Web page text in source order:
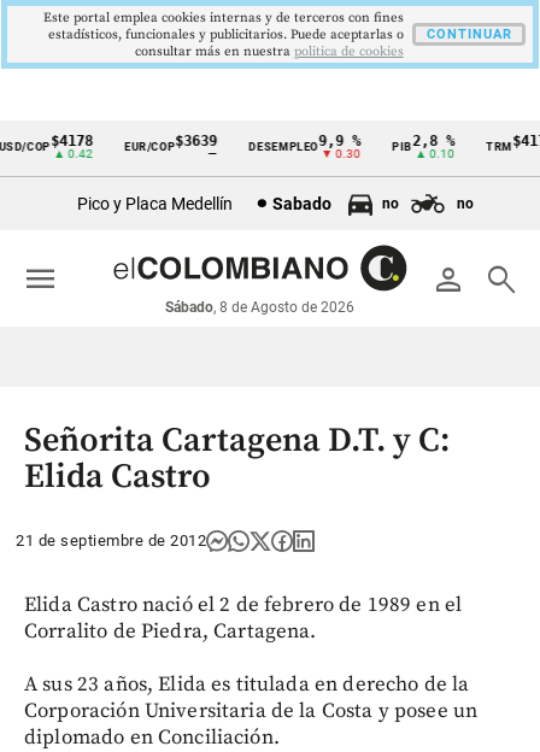
Cintillo
económicos
Colombia
COP$4178
▲ 0.42
EUR/COP$3639 DESEMPLEO 9,9 %
▼ 0.30
PIB2,8 %
▲ 0.10
TRM
Pico y Placa Medellín Sabado no no
person search
Sábado, 8 de Agosto de 2026
menu
Señorita Cartagena D.T. y C:
Elida Castro
21 de septiembre de 2012
Elida Castro nació el 2 de febrero de 1989 en el
Corralito de Piedra, Cartagena.
A sus 23 años, Elida es titulada en derecho de la
Corporación Universitaria de la Costa y posee un
diplomado en Conciliación.
Este portal emplea cookies internas y de terceros con fines
estadísticos, funcionales y publicitarios. Puede aceptarlas o
consultar más en nuestra politica de cookies
CONTINUAR